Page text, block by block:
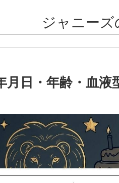
ジャニー
日・年齢・血液